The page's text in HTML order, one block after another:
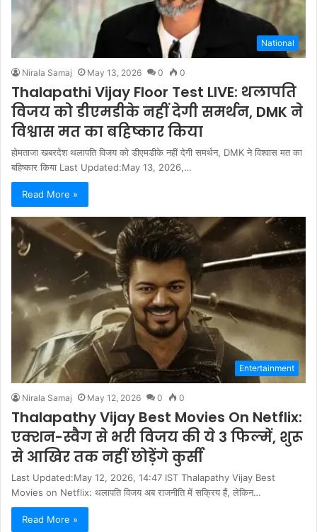
National
Nirala Samaj May 13, 2026 0 0
Thalapathi Vijay Floor Test LIVE: थलापति
विजय को डीएमडीके नहीं देगी समर्थन, DMK ने
विश्वास मत का बहिष्कार किया
होमताजा खबरदेश थलापति विजय को डीएमडीके नहीं देगी समर्थन, DMK ने विश्वास मत का
बहिष्कार किया Last Updated:May 13, 2026,…
Read More »
Entertainment
Nirala Samaj May 12, 2026 0 0
Thalapathy Vijay Best Movies On Netflix:
एक्शन-स्वैग से भरी विजय की ये 3 फिल्में, शुरू
से आखिर तक नहीं छोड़ेंगे कुर्सी
Last Updated:May 12, 2026, 14:47 IST Thalapathy Vijay Best
Movies on Netflix: थलापति विजय अब राजनीति में सक्रिय हैं, लेकिन…
Read More »